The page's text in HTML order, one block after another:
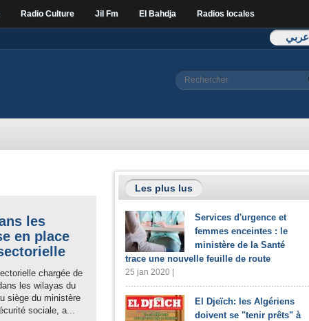
Radio Culture Jil Fm El Bahdja Radios locales
عربي
Formulaire de
Rechercher
les
en place
chargée de
les wilayas du
siège du ministère
sociale, a...
Les plus lus
Services d'urgence et
femmes enceintes : le
ministère de la Santé
trace une nouvelle feuille de route
25 jan 2020 |
El Djeïch: les Algériens
doivent se "tenir prêts" à